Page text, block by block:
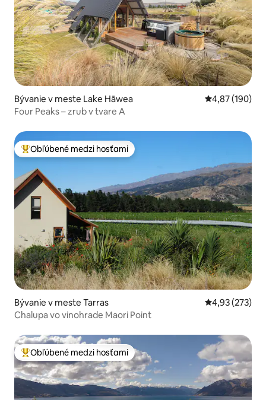
Bývanie v meste Lake Hāwea Priemerné
4,87 (190)
Four Peaks – zrub v tvare A
Najobľúbenejšie medzi hosťami
Obľúbené medzi hosťami
Bývanie v meste Tarras Priemerné
4,93 (273)
Chalupa vo vinohrade Maori Point
Najobľúbenejšie medzi hosťami
Obľúbené medzi hosťami